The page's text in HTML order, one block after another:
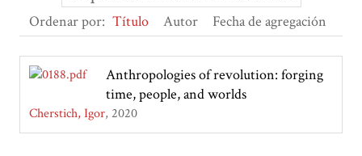
Ordenar por: Título Autor Fecha de agregación
Anthropologies of revolution: forging
time, people, and worlds
Cherstich, Igor 2020